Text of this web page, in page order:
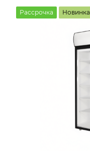
Рассрочка Новинка